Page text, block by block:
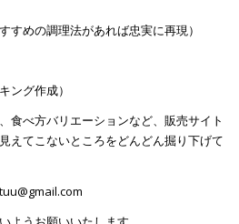
めの調理法があれば忠実に再現）
ング作成）
食べ方バリエーションなど、販売サイト
えてこないところをどんどん掘り下げて